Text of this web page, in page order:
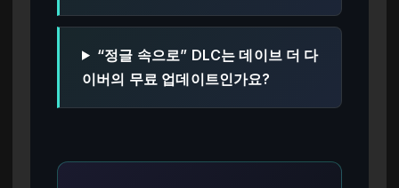
“정글 속으로” DLC는 데이브 더 다
이버의 무료 업데이트인가요?